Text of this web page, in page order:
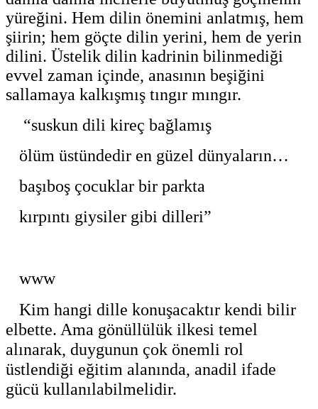
yüreğini. Hem dilin önemini anlatmış, hem
şiirin; hem göçte dilin yerini, hem de yerin
dilini. Üstelik dilin kadrinin bilinmediği
evvel zaman içinde, anasının beşiğini
sallamaya kalkışmış tıngır mıngır.
“suskun dili kireç bağlamış
ölüm üstündedir en güzel dünyaların…
başıboş çocuklar bir parkta
kırpıntı giysiler gibi dilleri”
www
Kim hangi dille konuşacaktır kendi bilir
elbette. Ama gönüllülük ilkesi temel
alınarak, duygunun çok önemli rol
üstlendiği eğitim alanında, anadil ifade
gücü kullanılabilmelidir.